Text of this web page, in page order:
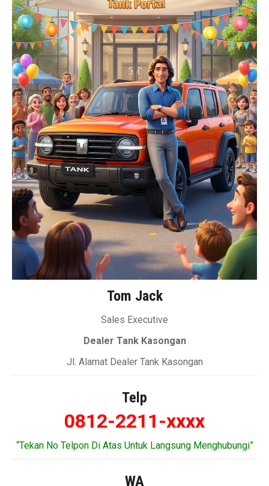
Tom Jack
Sales Executive
Dealer Tank Kasongan
Jl. Alamat Dealer Tank Kasongan
Telp
0812-2211-xxxx
“Tekan No Telpon Di Atas Untuk Langsung Menghubungi”
WA